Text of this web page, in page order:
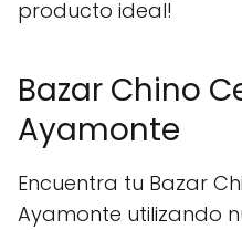
producto ideal!
Bazar Chino
Ayamonte
Encuentra tu Bazar
Ayamonte utilizando